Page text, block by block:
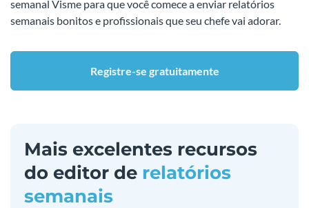
semanal Visme para que você comece a enviar relatórios
semanais bonitos e profissionais que seu chefe vai adorar.
Registre-se gratuitamente
Mais excelentes recursos
do editor de relatórios
semanais